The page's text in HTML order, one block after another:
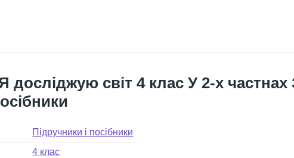
досліджую світ 4 клас У 2-х
Підручники і посібники
4 клас